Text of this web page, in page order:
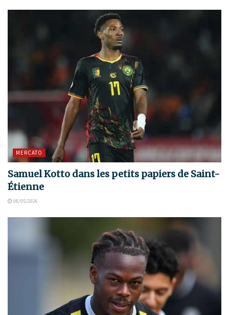
MERCATO
Samuel Kotto dans les petits papiers de Saint-
Étienne
08/05/2026